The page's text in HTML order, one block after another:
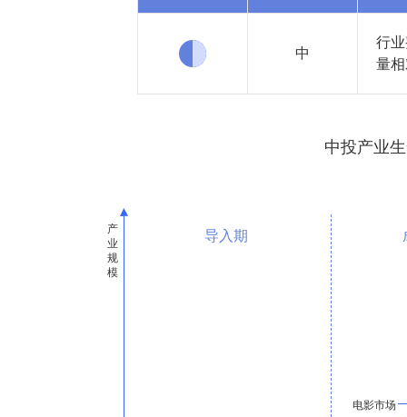
中
行
量
中投产业
电影市场
导入期